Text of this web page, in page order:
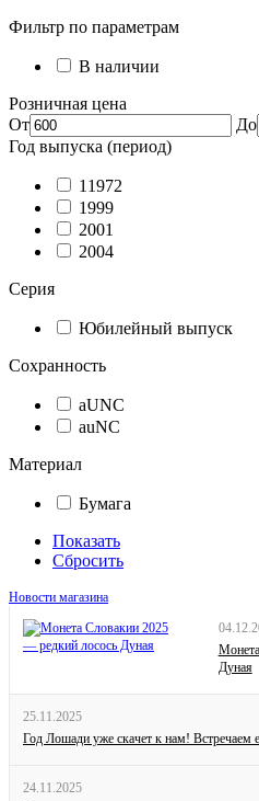
Фильтр по параметрам
В наличии
Розничная цена
От
До
Год выпуска (период)
11972
1999
2001
2004
Серия
Юбилейный выпуск
Сохранность
aUNC
auNC
Материал
Бумага
Показать
Сбросить
Новости магазина
Дуная
25.11.2025
Год Лошади уже скачет к нам! Встречаем
24.11.2025